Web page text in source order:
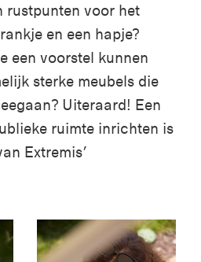
rustpunten voor het
en een hapje?
een voorstel kunnen
sterke meubels die
? Uiteraard! Een
ruimte inrichten is
Extremis’